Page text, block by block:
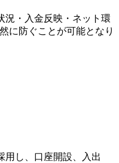
況・入金反映・ネット環
に防ぐことが可能となり
用し、口座開設、入出